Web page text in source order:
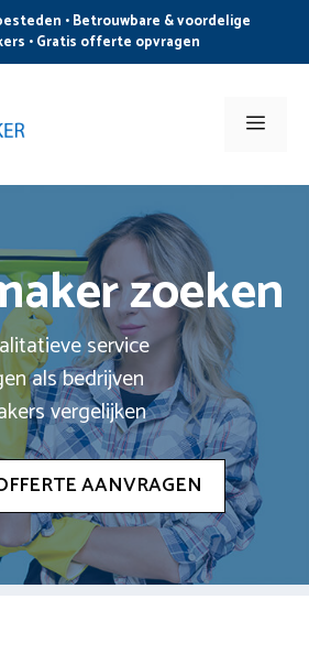
• Betrouwbare & voordelige
• Gratis offerte opvragen
Menu
zoeken
service
als bedrijven
vergelijken
AANVRAGEN